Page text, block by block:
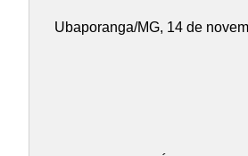
Ubaporanga/MG, 14 de